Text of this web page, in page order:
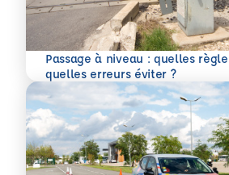
Passage à niveau : quelles
quelles erreurs éviter ?
En savoir plus